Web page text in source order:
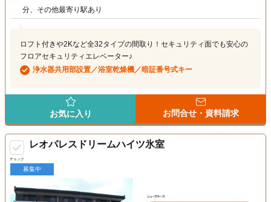
分、その他最寄り駅あり
ロフト付きや2Kなど全32タイプの間取り！セキュリティ面でも安心の
フロアセキュリティエレベーター♪
浄水器共用部設置／浴室乾燥機／暗証番号式キー
お気に入り お問合せ・資料請求
チェック
レオパレスドリームハイツ氷室
募集中